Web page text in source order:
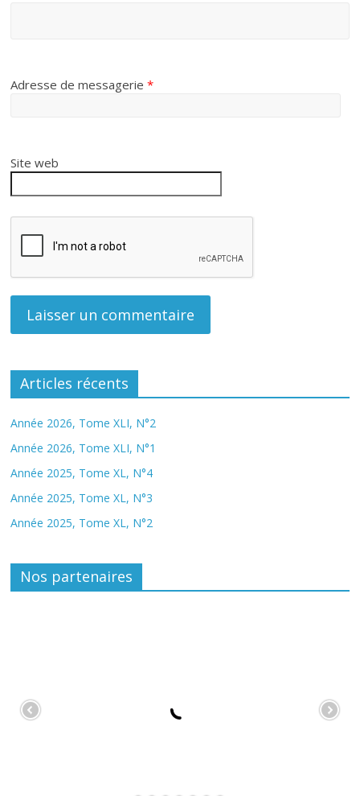
Adresse de messagerie*
Site web
Articles récents
Année 2026, Tome XLI, N°2
Année 2026, Tome XLI, N°1
Année 2025, Tome XL, N°4
Année 2025, Tome XL, N°3
Année 2025, Tome XL, N°2
Nos partenaires